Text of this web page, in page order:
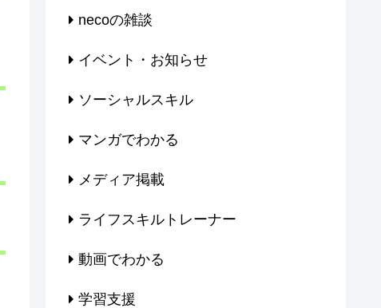
necoの雑談
イベント・お知らせ
ソーシャルスキル
マンガでわかる
メディア掲載
ライフスキルトレーナー
動画でわかる
学習支援